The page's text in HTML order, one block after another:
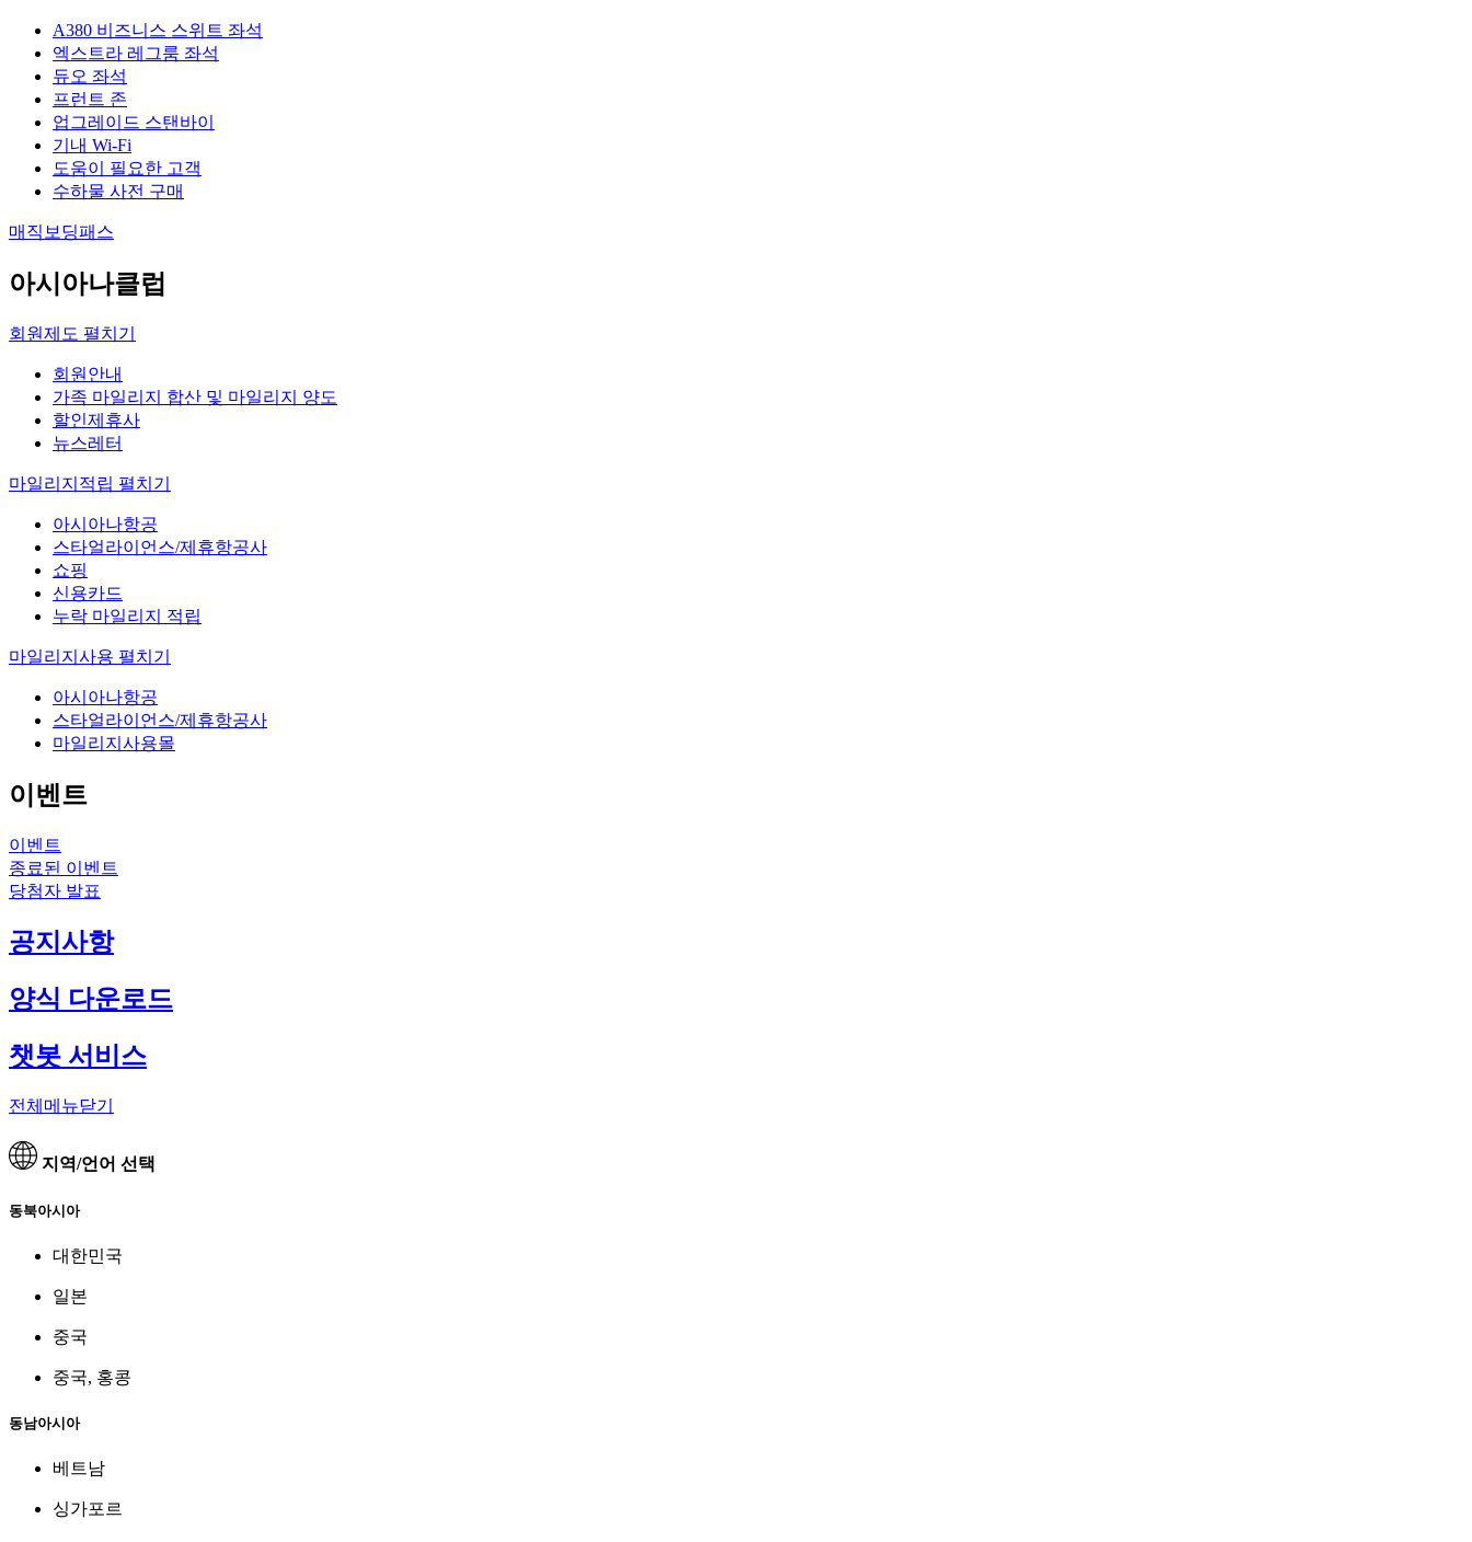
A380 비즈니스 스위트 좌석
엑스트라 레그룸 좌석
듀오 좌석
프런트 존
업그레이드 스탠바이
기내 Wi-Fi
도움이 필요한 고객
수하물 사전 구매
매직보딩패스
아시아나클럽
회원제도 펼치기
회원안내
가족 마일리지 합산 및 마일리지 양도
할인제휴사
뉴스레터
마일리지적립 펼치기
아시아나항공
스타얼라이언스/제휴항공사
쇼핑
신용카드
누락 마일리지 적립
마일리지사용 펼치기
아시아나항공
스타얼라이언스/제휴항공사
마일리지사용몰
이벤트
이벤트
종료된 이벤트
당첨자 발표
공지사항
양식 다운로드
챗봇 서비스
전체메뉴닫기
지역/언어 선택
동북아시아
대한민국
일본
중국
중국, 홍콩
동남아시아
베트남
싱가포르